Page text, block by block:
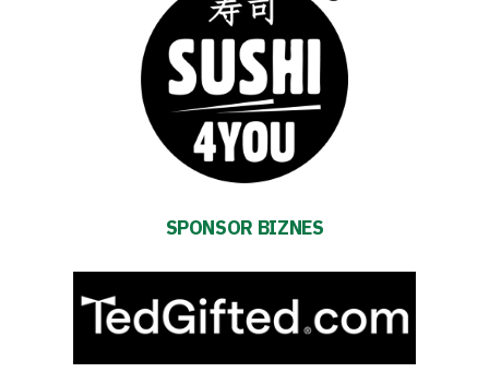
Contact
SPONSOR BIZNES